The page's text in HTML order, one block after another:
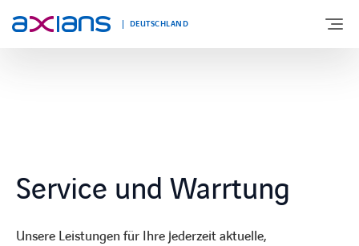
DEUTSCHLAND
Service und Warrtung
Unsere Leistungen für Ihre jederzeit aktuelle,